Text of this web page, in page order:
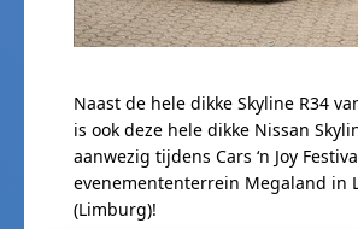
Naast de hele dikke Skyline R34
is ook deze hele dikke Nissan
aanwezig tijdens Cars ‘n Joy
evenemententerrein Megaland in
(Limburg)!